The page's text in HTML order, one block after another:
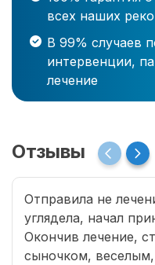
всех наших
В 99% случаев
интервенции,
лечение
Отзывы
Отправила не
углядела, начал
Окончив лечение,
сыночком,